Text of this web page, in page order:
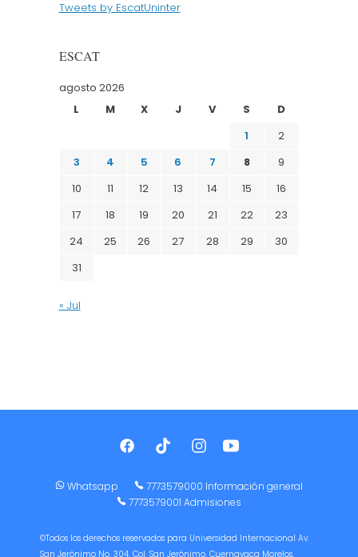
Tweets by EscatUninter
ESCAT
agosto 2026
L
M X J V S
D
1
2
3
4 5 6 7 8
9
10
11 12 13 14 15
16
17
18 19 20 21 22
23
24
25 26 27 28 29
30
31
« Jul
Whatsapp
7773579000 Información general
7773579001 Admisiones
©Todos los derechos reservados para Universidad Internacional Av.
San Jerónimo No. 304, Col. San Jerónimo. Cuernavaca Morelos,